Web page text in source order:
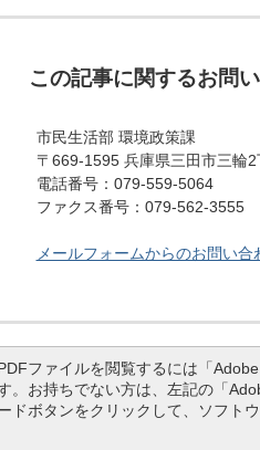
この記事に関するお問
市民生活部 環境政策課
〒669-1595 兵庫県三田市三輪
電話番号：079-559-5064
ファクス番号：079-562-3555
メールフォームからのお問い合
ファイルを閲覧するには「
。お持ちでない方は、左記の「
ドボタンをクリックして、ソフト